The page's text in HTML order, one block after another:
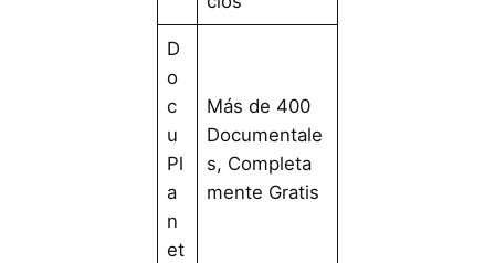
D
o
c
u
Pl
a
n
et
Más de 400
Documentale
s, Completa
mente Gratis